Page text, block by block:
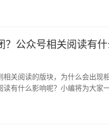
？公众号相关阅读有什
关阅读的版块，为什么会出现
有什么影响呢？小编将为大家